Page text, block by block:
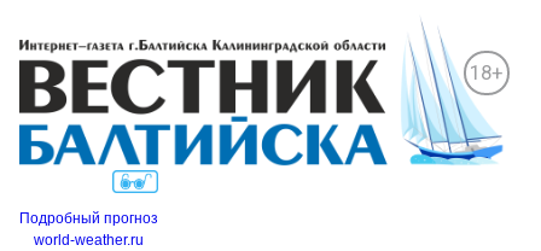
18+
Подробный прогноз
world-weather.ru